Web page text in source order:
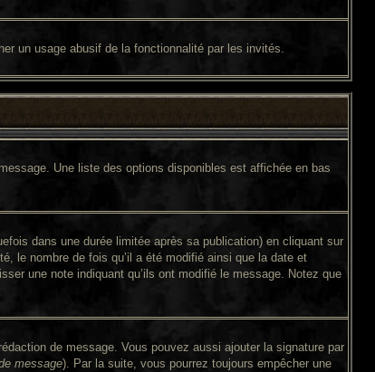
un usage abusif de la fonctionnalité par les invités.
Une liste des options disponibles est affichée en bas
dans une durée limitée après sa publication) en cliquant sur
le nombre de fois qu’il a été modifié ainsi que la date et
une note indiquant qu’ils ont modifié le message. Notez que
de message. Vous pouvez aussi ajouter la signature par
message). Par la suite, vous pourrez toujours empêcher une